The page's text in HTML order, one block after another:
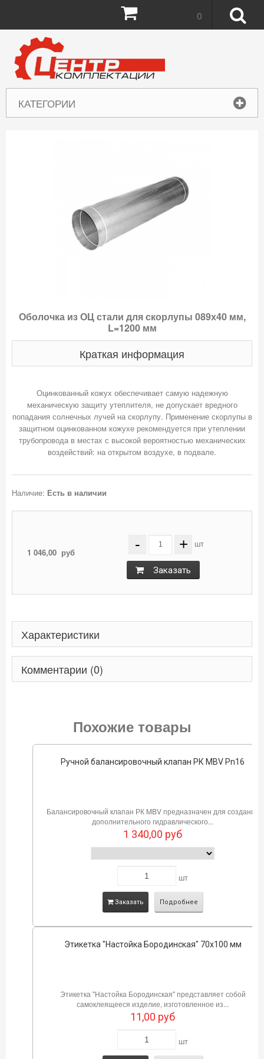
КАТЕГОРИИ
0
Оболочка из ОЦ стали для скорлупы 089х40 мм,
L=1200 мм
Краткая информация
Оцинкованный кожух обеспечивает самую надежную
механическую защиту утеплителя, не допускает вредного
попадания солнечных лучей на скорлупу. Применение скорлупы в
защитном оцинкованном кожухе рекомендуется при утеплении
трубопровода в местах с высокой вероятностью механических
Наличие: Есть в наличии
1 046,00руб - + шт
Заказать
Характеристики
Комментарии (0)
Похожие товары
Ручной балансировочный клапан РК MBV Pn16
Балансировочный клапан РК MBV предназначен для создания
дополнительного гидравлического...
1 340,00 руб
шт
Заказать Подробнее
Этикетка "Настойка Бородинская" 70х100 мм
Этикетка "Настойка Бородинская" представляет собой
самоклеящееся изделие, изготовленное из...
11,00 руб
шт